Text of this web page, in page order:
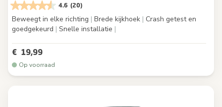
4.6 (20)
Beweegt in elke richting | Brede kijkhoek | Crash getest en
goedgekeurd | Snelle installatie |
€ 19,99
Op voorraad